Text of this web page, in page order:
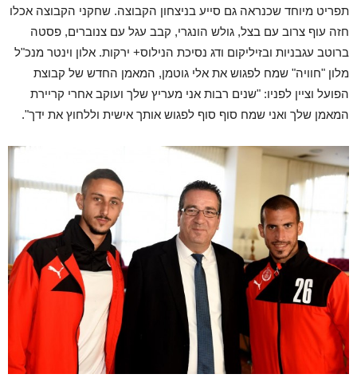
תפריט מיוחד שכנראה גם סייע בניצחון הקבוצה. שחקני הקבוצה אכלו
חזה עוף צרוב עם בצל, גולש הונגרי, קבב עגל עם צנוברים, פסטה
ברוטב עגבניות ובזיליקום ודג נסיכת הנילוס+ ירקות. אלון וינטר מנכ"ל
מלון "חוויה" שמח לפגוש את אלי גוטמן, המאמן החדש של קבוצת
הפועל וציין לפניו: "שנים רבות אני מעריץ שלך ועוקב אחרי קריירת
המאמן שלך ואני שמח סוף סוף לפגוש אותך אישית וללחוץ את ידך".